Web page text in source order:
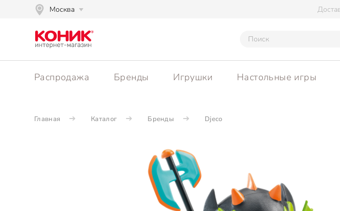
Москва
Распродажа Бренды Игрушки Настольные игры
Главная Каталог Бренды Djeco